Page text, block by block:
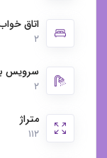
اتاق
۲
سرویس
۲
متراژ
۱۱۲